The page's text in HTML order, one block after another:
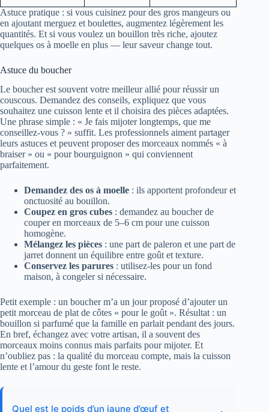
Astuce pratique : si vous cuisinez pour des gros mangeurs ou
en ajoutant merguez et boulettes, augmentez légèrement les
quantités. Et si vous voulez un bouillon très riche, ajoutez
quelques os à moelle en plus — leur saveur change tout.
Astuce du boucher
Le boucher est souvent votre meilleur allié pour réussir un
couscous. Demandez des conseils, expliquez que vous
souhaitez une cuisson lente et il choisira des pièces adaptées.
Une phrase simple : « Je fais mijoter longtemps, que me
conseillez-vous ? » suffit. Les professionnels aiment partager
leurs astuces et peuvent proposer des morceaux nommés « à
braiser » ou « pour bourguignon » qui conviennent
parfaitement.
Demandez des os à moelle : ils apportent profondeur et
onctuosité au bouillon.
Coupez en gros cubes : demandez au boucher de
couper en morceaux de 5–6 cm pour une cuisson
homogène.
Mélangez les pièces : une part de paleron et une part de
jarret donnent un équilibre entre goût et texture.
Conservez les parures : utilisez-les pour un fond
maison, à congeler si nécessaire.
Petit exemple : un boucher m’a un jour proposé d’ajouter un
petit morceau de plat de côtes « pour le goût ». Résultat : un
bouillon si parfumé que la famille en parlait pendant des jours.
En bref, échangez avec votre artisan, il a souvent des
morceaux moins connus mais parfaits pour mijoter. Et
n’oubliez pas : la qualité du morceau compte, mais la cuisson
lente et l’amour du geste font le reste.
Quel est le poids d’un jaune d’œuf et